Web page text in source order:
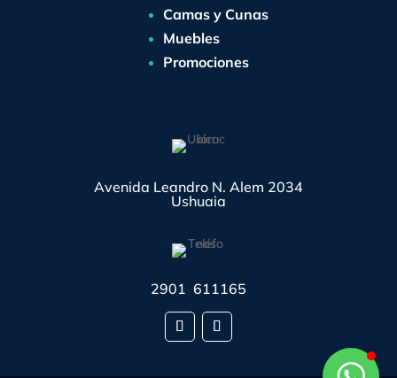
Camas y Cunas
Muebles
Promociones
Avenida Leandro N. Alem 2034
Ushuaia
2901 611165